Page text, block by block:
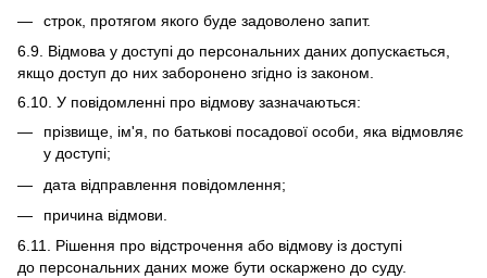
строк, протягом якого буде задоволено запит.
6.9. Відмова у доступі до персональних даних допускається,
якщо доступ до них заборонено згідно із законом.
6.10. У повідомленні про відмову зазначаються:
прізвище, ім'я, по батькові посадової особи, яка відмовляє
у доступі;
дата відправлення повідомлення;
причина відмови.
6.11. Рішення про відстрочення або відмову із доступі
до персональних даних може бути оскаржено до суду.